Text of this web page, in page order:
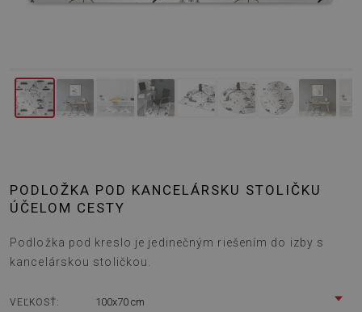
PODLOŽKA POD KANCELÁRSKU STOLIČKU
ÚČELOM CESTY
Podložka pod kreslo je jedinečným riešením do izby s
kancelárskou stoličkou.
VEĽKOSŤ: 100x70 cm